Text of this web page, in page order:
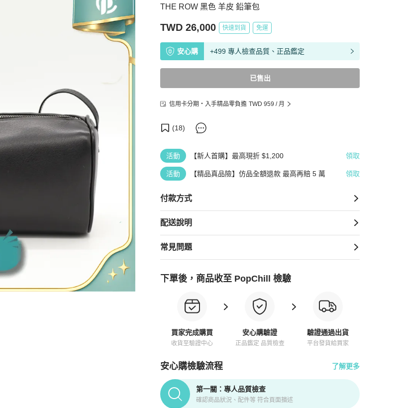
THE ROW 黑色 羊皮 鉛筆包
TWD 26,000 快速到貨 免運
安心購 +499 專人檢查品質、正品鑑定
已售出
信用卡分期・入手精品零負擔 TWD 959 / 月
(18)
活動 【新人首購】最高現折 $1,200 領取
活動 【精品真品險】仿品全額退款 最高再賠 5 萬 領取
付款方式
配送說明
常見問題
下單後，商品收至 PopChill 檢驗
買家完成購買
收貨至驗證中心
安心購驗證
正品鑑定 品質檢查
驗證通過出貨
平台發貨給買家
安心購檢驗流程 了解更多
PopChill拍拍圈正品驗證、安心購檢驗流程介紹
第一關：專人品質檢查
確認商品狀況、配件等 符合頁面描述